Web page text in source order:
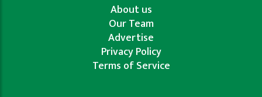
About us
Our Team
Advertise
Privacy Policy
Terms of Service